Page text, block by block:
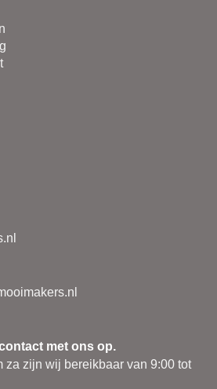
met ons op.
za zijn wij bereikbaar van 9:00 tot